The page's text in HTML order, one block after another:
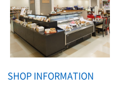
SHOP INFORMATION